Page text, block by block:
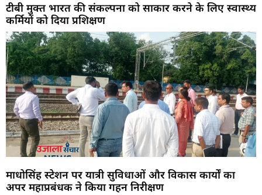
टीबी मुक्त भारत की संकल्पना को साकार करने के लिए स्वास्थ्य
कर्मियों को दिया प्रशिक्षण
माधोसिंह स्टेशन पर यात्री सुविधाओं और विकास कार्यों का
अपर महाप्रबंधक ने किया गहन निरीक्षण